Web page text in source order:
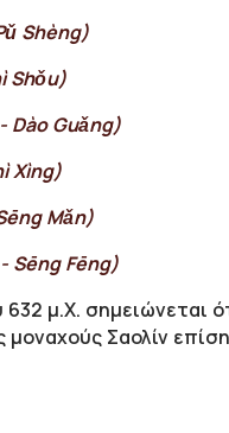
Shèng)
Shǒu)
Dào Guǎng)
Xìng)
Mǎn)
Sēng Fēng)
μ.Χ. σημειώνεται
Σαολίν